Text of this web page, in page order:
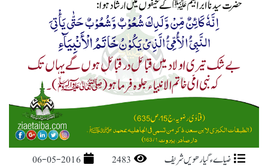
06-05-2016 2483 ضیاےء گیارھویں شریف